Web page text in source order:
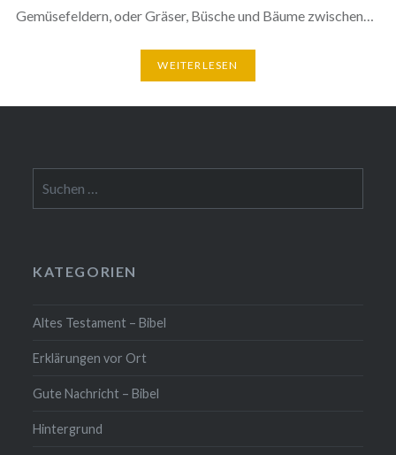
Gemüsefeldern, oder Gräser, Büsche und Bäume zwischen…
WEITERLESEN
nach:
KATEGORIEN
Altes Testament – Bibel
Erklärungen vor Ort
Gute Nachricht – Bibel
Hintergrund